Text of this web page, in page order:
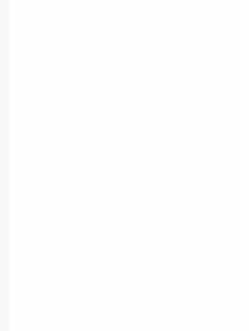
О внесении
О внесении